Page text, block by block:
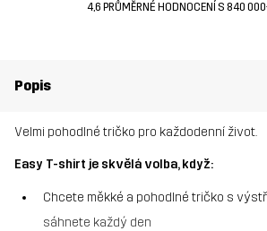
4,6 PRŮMĚRNÉ HODNOCENÍ S 840
Popis
Velmi pohodlné tričko pro každodenní život.
Easy T-shirt je skvělá volba, když:
Chcete měkké a pohodlné tričko s
sáhnete každý den